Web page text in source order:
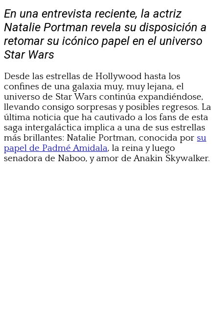
En una entrevista reciente, la actriz
Natalie Portman revela su disposición a
retomar su icónico papel en el universo
Star Wars
Desde las estrellas de Hollywood hasta los
confines de una galaxia muy, muy lejana, el
universo de Star Wars continúa expandiéndose,
llevando consigo sorpresas y posibles regresos. La
última noticia que ha cautivado a los fans de esta
saga intergaláctica implica a una de sus estrellas
más brillantes: Natalie Portman, conocida por su
papel de Padmé Amidala, la reina y luego
senadora de Naboo, y amor de Anakin Skywalker.